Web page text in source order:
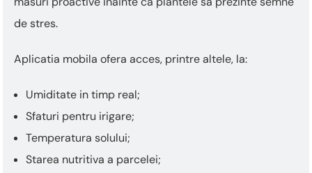
de stres.
Aplicatia mobila ofera acces, printre altele, la:
Umiditate in timp real;
Sfaturi pentru irigare;
Temperatura solului;
Starea nutritiva a parcelei;